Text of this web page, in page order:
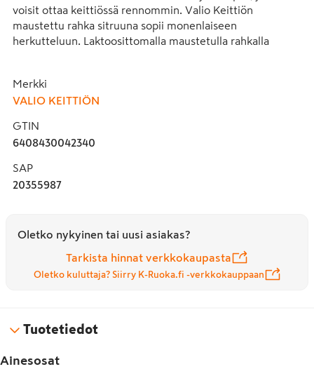
voisit ottaa keittiössä rennommin. Valio Keittiön
maustettu rahka sitruuna sopii monenlaiseen
herkutteluun. Laktoosittomalla maustetulla rahkalla
Tutustu myös valikoiman muihin herkullisiin
makuvaihtoehtoihin ja maistuviin resepteihin. Valio
Merkki
VALIO KEITTIÖN
GTIN
6408430042340
SAP
20355987
Oletko nykyinen tai uusi asiakas?
Tarkista hinnat verkkokaupasta
Oletko kuluttaja? Siirry K-Ruoka.fi -verkkokauppaan
Tuotetiedot
Ainesosat